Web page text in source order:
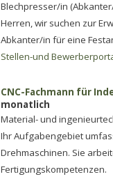
Blechpresser/in
Herren, wir suchen zur
Abkanter/in für eine
Stellen-und
CNC-Fachmann für
monatlich
Material- und
Ihr Aufgabengebiet
Drehmaschinen. Sie
Fertigungskompetenzen.